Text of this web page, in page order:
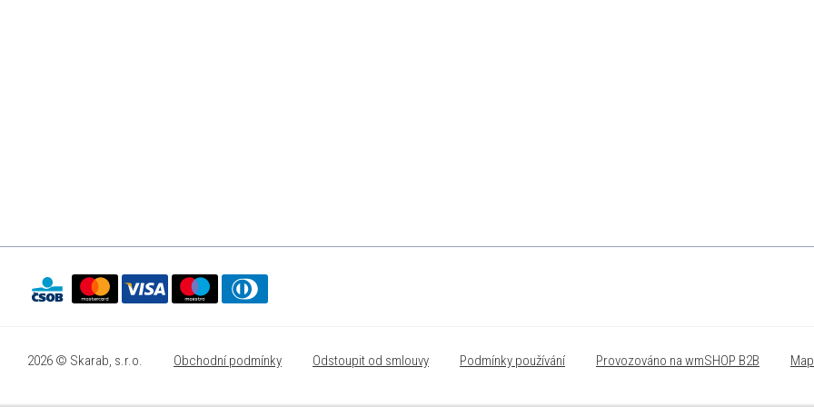
2026 © Skarab, s.r.o. Obchodní podmínky Odstoupit od smlouvy Podmínky používání Provozováno na wmSHOP B2B